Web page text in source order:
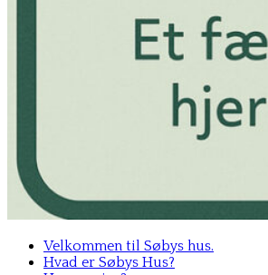
Velkommen til Søbys hus.
Hvad er Søbys Hus?